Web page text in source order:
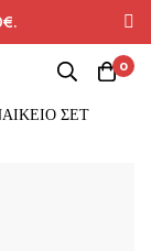
0
ΣΕΤ